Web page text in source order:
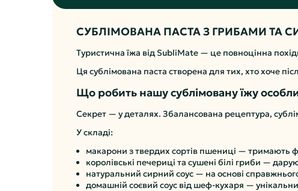
СУБЛІМОВАНА ПАСТА З ГРИБАМИ ТА
Туристична їжа від SubliMate — це повноцінна
Ця сублімована паста створена для тих, хто хоче
Що робить нашу сублімовану їжу
Секрет — у деталях. Збалансована рецептура,
У складі:
макарони з твердих сортів пшениці — тримають
королівські печериці та сушені білі гриби —
натуральний сирний соус — на основі
домашній соєвий соус від шеф-кухаря —